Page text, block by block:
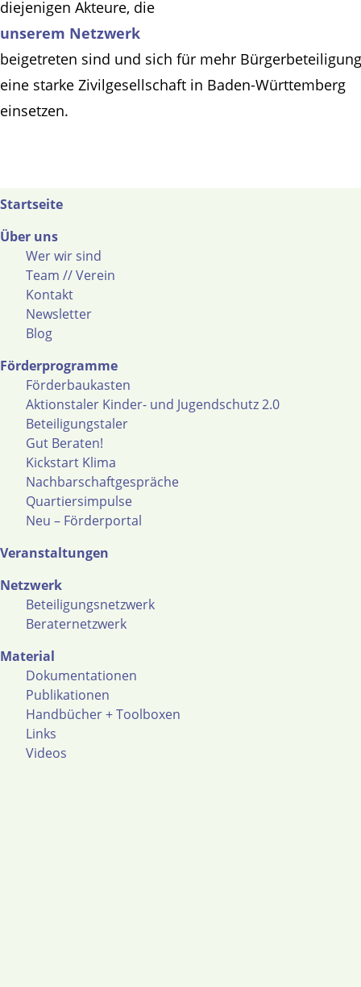
diejenigen Akteure, die
unserem Netzwerk
beigetreten sind und sich für mehr
eine starke Zivilgesellschaft in Baden-Württemberg
einsetzen.
Startseite
Über uns
Wer wir sind
Team // Verein
Kontakt
Newsletter
Blog
Förderprogramme
Förderbaukasten
Aktionstaler Kinder- und Jugendschutz 2.0
Beteiligungstaler
Gut Beraten!
Kickstart Klima
Nachbarschaftgespräche
Quartiersimpulse
Neu – Förderportal
Veranstaltungen
Netzwerk
Beteiligungsnetzwerk
Beraternetzwerk
Material
Dokumentationen
Publikationen
Handbücher + Toolboxen
Links
Videos